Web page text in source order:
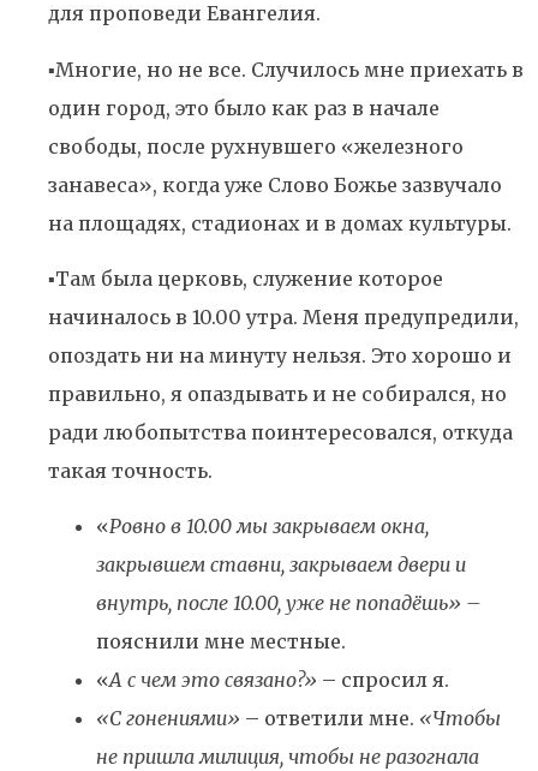
для проповеди Евангелия.
▪️Многие, но не все. Случилось мне приехать в
один город, это было как раз в начале
свободы, после рухнувшего «железного
занавеса», когда уже Слово Божье зазвучало
на площадях, стадионах и в домах культуры.
▪️Там была церковь, служение которое
начиналось в 10.00 утра. Меня предупредили,
опоздать ни на минуту нельзя. Это хорошо и
правильно, я опаздывать и не собирался, но
ради любопытства поинтересовался, откуда
такая точность.
«Ровно в 10.00 мы закрываем окна,
закрывшем ставни, закрываем двери и
внутрь, после 10.00, уже не попадёшь» –
пояснили мне местные.
«А с чем это связано?» – спросил я.
«С гонениями» – ответили мне. «Чтобы
не пришла милиция, чтобы не разогнала